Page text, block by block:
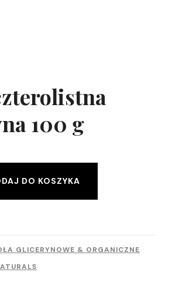
100 g
DO KOSZYKA
GLICERYNOWE & ORGANICZNE